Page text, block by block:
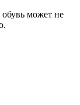
может не